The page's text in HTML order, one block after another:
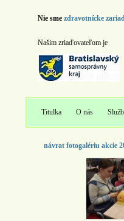
Nie sme zdravotnícke
Našim zriaďovateľom je
Titulka O nás
návrat fotogalériu akcie